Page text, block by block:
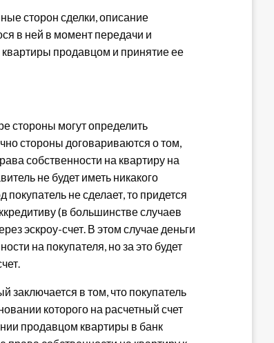
сторон сделки, описание
в ней в момент передачи и
квартиры продавцом и принятие ее
стороны могут определить
стороны договариваются о том,
собственности на квартиру на
не будет иметь никакого
не сделает, то придется
(в большинстве случаев
эскроу-счет. В этом случае деньги
на покупателя, но за это будет
заключается в том, что покупатель
которого на расчетный счет
продавцом квартиры в банк